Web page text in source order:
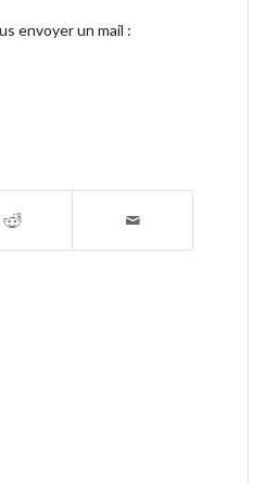
envoyer un mail :